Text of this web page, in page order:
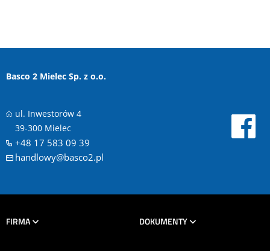
Basco 2 Mielec Sp. z o.o.
ul. Inwestorów 4
39-300 Mielec
+48 17 583 09 39
handlowy@basco2.pl
FIRMA DOKUMENTY